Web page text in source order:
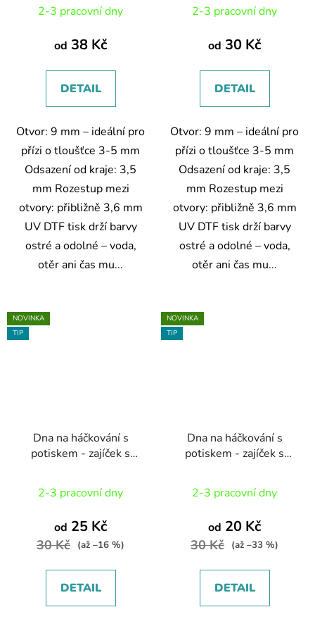
2-3 pracovní dny
od 38 Kč
DETAIL
Otvor: 9 mm – ideální pro
přízi o tloušťce 3-5 mm
Odsazení od kraje: 3,5
mm Rozestup mezi
otvory: přibližně 3,6 mm
UV DTF tisk drží barvy
ostré a odolné – voda,
otěr ani čas mu...
2-3 pracovní dny
od 30 Kč
DETAIL
Otvor: 9 mm – ideální pro
přízi o tloušťce 3-5 mm
Odsazení od kraje: 3,5
mm Rozestup mezi
otvory: přibližně 3,6 mm
UV DTF tisk drží barvy
ostré a odolné – voda,
otěr ani čas mu...
NOVINKA
TIP
Dna na háčkování s
potiskem - zajíček s
2-3 pracovní dny
od 25 Kč
30 Kč (až –16 %)
DETAIL
NOVINKA
TIP
Dna na háčkování s
potiskem - zajíček s
2-3 pracovní dny
od 20 Kč
30 Kč (až –33 %)
DETAIL